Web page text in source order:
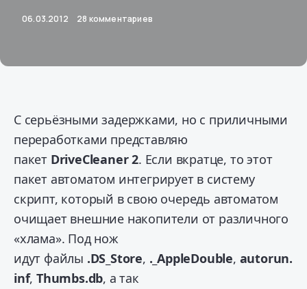
06.03.2012 28 комментариев
С серьёзными задержками, но с приличными
переработками представляю
пакет DriveCleaner 2. Если вкратце, то этот
пакет автоматом интегрирует в систему
скрипт, который в свою очередь автоматом
очищает внешние накопители от различного
«хлама». Под нож
идут файлы .DS_Store, ._AppleDouble, autorun.
inf,Thumbs.db, а так